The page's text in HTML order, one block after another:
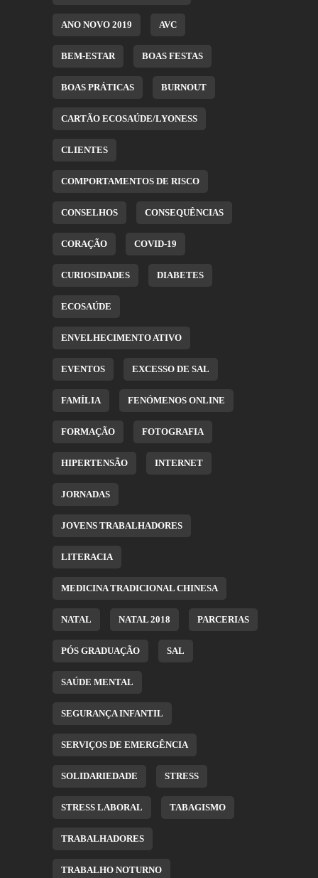
ANO NOVO 2019 AVC
BEM-ESTAR BOAS FESTAS
BOAS PRÁTICAS BURNOUT
CARTÃO ECOSAÚDE/LYONESS
CLIENTES
COMPORTAMENTOS DE RISCO
CONSELHOS CONSEQUÊNCIAS
CORAÇÃO COVID-19
CURIOSIDADES DIABETES
ECOSAÚDE
ENVELHECIMENTO ATIVO
EVENTOS EXCESSO DE SAL
FAMÍLIA FENÓMENOS ONLINE
FORMAÇÃO FOTOGRAFIA
HIPERTENSÃO INTERNET
JORNADAS
JOVENS TRABALHADORES
LITERACIA
MEDICINA TRADICIONAL CHINESA
NATAL NATAL 2018 PARCERIAS
PÓS GRADUAÇÃO SAL
SAÚDE MENTAL
SEGURANÇA INFANTIL
SERVIÇOS DE EMERGÊNCIA
SOLIDARIEDADE STRESS
STRESS LABORAL TABAGISMO
TRABALHADORES
TRABALHO NOTURNO